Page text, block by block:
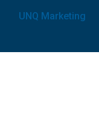
UNQ Marketing